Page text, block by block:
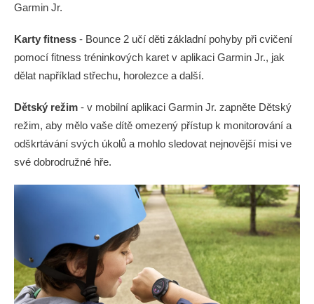
Garmin Jr.
Karty fitness - Bounce 2 učí děti základní pohyby při cvičení
pomocí fitness tréninkových karet v aplikaci Garmin Jr., jak
dělat například střechu, horolezce a další.
Dětský režim - v mobilní aplikaci Garmin Jr. zapněte Dětský
režim, aby mělo vaše dítě omezený přístup k monitorování a
odškrtávání svých úkolů a mohlo sledovat nejnovější misi ve
své dobrodružné hře.